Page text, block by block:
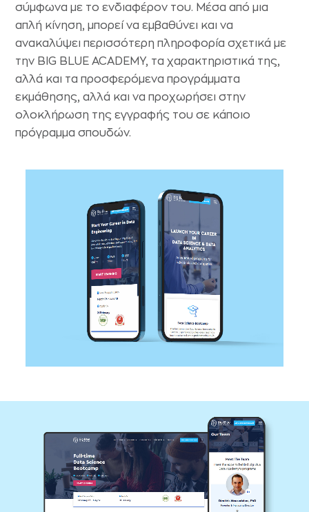
σύμφωνα με το ενδιαφέρον του. Μέσα από μια
απλή κίνηση, μπορεί να εμβαθύνει και να
ανακαλύψει περισσότερη πληροφορία σχετικά με
την BIG BLUE ACADEMY, τα χαρακτηριστικά της,
αλλά και τα προσφερόμενα προγράμματα
εκμάθησης, αλλά και να προχωρήσει στην
ολοκλήρωση της εγγραφής του σε κάποιο
πρόγραμμα σπουδών.